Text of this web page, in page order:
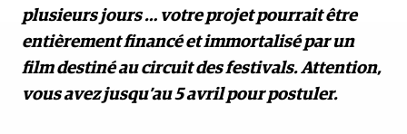
plusieurs jours … votre projet pourrait être
entièrement financé et immortalisé par un
film destiné au circuit des festivals. Attention,
vous avez jusqu’au 5 avril pour postuler.